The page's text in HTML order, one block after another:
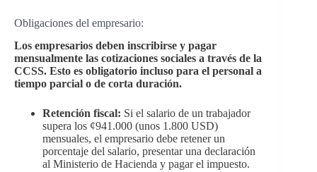
Obligaciones del empresario:
Los empresarios deben inscribirse y pagar
mensualmente las cotizaciones sociales a través de la
CCSS. Esto es obligatorio incluso para el personal a
tiempo parcial o de corta duración.
Retención fiscal: Si el salario de un trabajador
supera los ¢941.000 (unos 1.800 USD)
mensuales, el empresario debe retener un
porcentaje del salario, presentar una declaración
al Ministerio de Hacienda y pagar el impuesto.